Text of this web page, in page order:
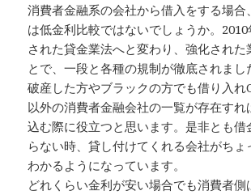
消費者金融系の会社から借入をする場合
は低金利比較ではないでしょうか。
された貸金業法へと変わり、強化された
とで、一段と各種の規制が徹底されまし
破産した方やブラックの方でも借り入れ
以外の消費者金融会社の一覧が存在すれ
込む際に役立つと思います。是非とも借
らない時、貸し付けてくれる会社がち
わかるようになっています。
どれくらい金利が安い場合でも消費者側